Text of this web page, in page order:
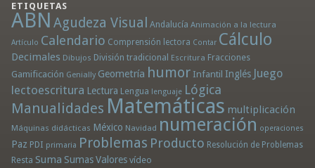
ETIQUETAS
ABN Agudeza Visual Andalucía Animación a la lectura
Artículo Calendario Comprensión lectora Contar Cálculo
Decimales Dibujos División tradicional Escritura Fracciones
Gamificación Genially Geometría humor Infantil Inglés Juego
lectoescritura Lectura Lengua lenguaje Lógica
Manualidades Matemáticas multiplicación
Máquinas didácticas México Navidad numeración operaciones
Paz PDI primaria Problemas Producto Resolución de Problemas
Resta Suma Sumas Valores vídeo